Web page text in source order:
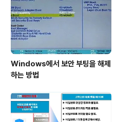
Windows에서 보안 부팅을 해제
하는 방법